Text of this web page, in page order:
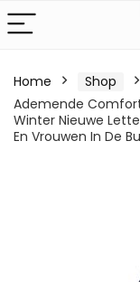
Home Shop
Ademende
Winter Nieuwe
En Vrouwen In De